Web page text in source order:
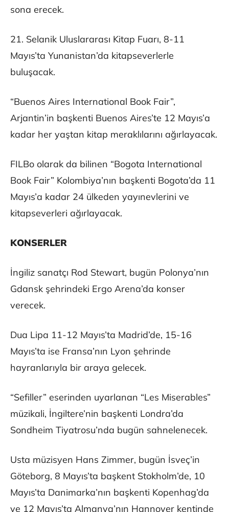
sona erecek.
21. Selanik Uluslararası Kitap Fuarı, 8-11
Mayıs’ta Yunanistan’da kitapseverlerle
buluşacak.
“Buenos Aires International Book Fair”,
Arjantin’in başkenti Buenos Aires’te 12 Mayıs’a
kadar her yaştan kitap meraklılarını ağırlayacak.
FILBo olarak da bilinen “Bogota International
Book Fair” Kolombiya’nın başkenti Bogota’da 11
Mayıs’a kadar 24 ülkeden yayınevlerini ve
kitapseverleri ağırlayacak.
KONSERLER
İngiliz sanatçı Rod Stewart, bugün Polonya’nın
Gdansk şehrindeki Ergo Arena’da konser
verecek.
Dua Lipa 11-12 Mayıs’ta Madrid’de, 15-16
Mayıs’ta ise Fransa’nın Lyon şehrinde
hayranlarıyla bir araya gelecek.
“Sefiller” eserinden uyarlanan “Les Miserables”
müzikali, İngiltere’nin başkenti Londra’da
Sondheim Tiyatrosu’nda bugün sahnelenecek.
Usta müzisyen Hans Zimmer, bugün İsveç’in
Göteborg, 8 Mayıs’ta başkent Stokholm’de, 10
Mayıs’ta Danimarka’nın başkenti Kopenhag’da
ve 12 Mayıs’ta Almanya’nın Hannover kentinde